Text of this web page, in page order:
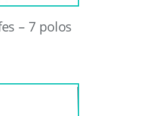
– 7 polos